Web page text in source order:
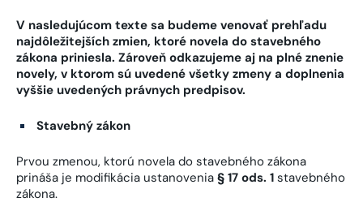
V nasledujúcom texte sa budeme venovať prehľadu
najdôležitejších zmien, ktoré novela do stavebného
zákona priniesla. Zároveň odkazujeme aj na plné znenie
novely, v ktorom sú uvedené všetky zmeny a doplnenia
vyššie uvedených právnych predpisov.
Stavebný zákon
Prvou zmenou, ktorú novela do stavebného zákona
prináša je modifikácia ustanovenia § 17 ods. 1 stavebného
zákona.